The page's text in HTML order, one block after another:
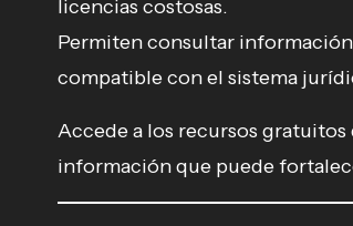
licencias costosas.
Permiten consultar
compatible con el sistema
Accede a los recursos
información que puede